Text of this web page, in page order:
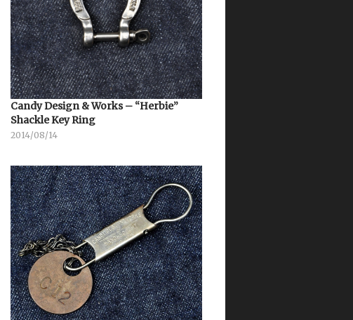
Candy Design & Works – “Herbie”
Shackle Key Ring
2014/08/14